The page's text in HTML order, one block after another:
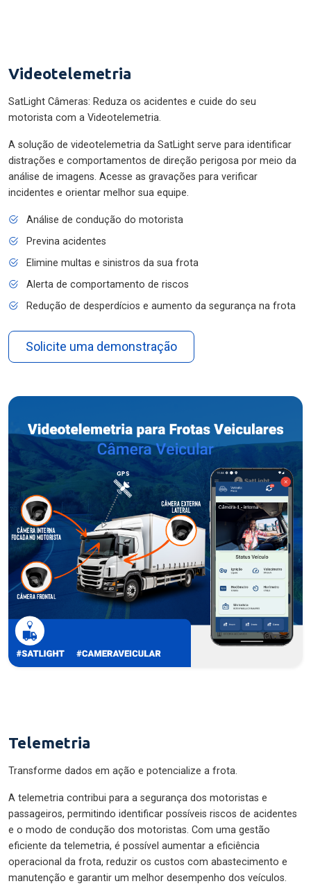
Videotelemetria
SatLight Câmeras: Reduza os acidentes e cuide do seu
motorista com a Videotelemetria.
A solução de videotelemetria da SatLight serve para identificar
distrações e comportamentos de direção perigosa por meio da
análise de imagens. Acesse as gravações para verificar
incidentes e orientar melhor sua equipe.
Análise de condução do motorista
Previna acidentes
Elimine multas e sinistros da sua frota
Alerta de comportamento de riscos
Redução de desperdícios e aumento da segurança na frota
Solicite uma demonstração
Telemetria
Transforme dados em ação e potencialize a frota.
A telemetria contribui para a segurança dos motoristas e
passageiros, permitindo identificar possíveis riscos de acidentes
e o modo de condução dos motoristas. Com uma gestão
eficiente da telemetria, é possível aumentar a eficiência
operacional da frota, reduzir os custos com abastecimento e
manutenção e garantir um melhor desempenho dos veículos.